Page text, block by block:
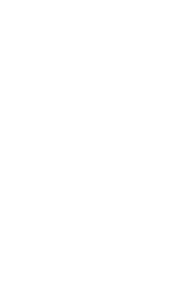
vlasců nebo plete